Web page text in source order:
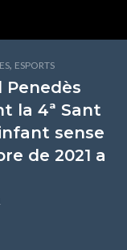
, ESPORTS
Penedès
la 4ª Sant
sense
de 2021 a